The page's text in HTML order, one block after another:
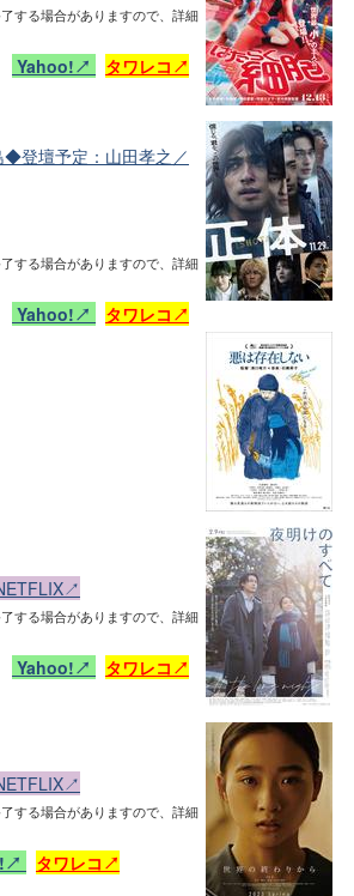
する場合がありますので、詳細
Yahoo!↗ タワレコ↗
◆登壇予定：山田孝之／
する場合がありますので、詳細
Yahoo!↗
タワレコ↗
する場合がありますので、詳細
Yahoo!↗ タワレコ↗
する場合がありますので、詳細
タワレコ↗